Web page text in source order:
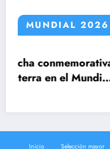
MUNDIAL 2026
Mundial
le
Inicio Selección mayor